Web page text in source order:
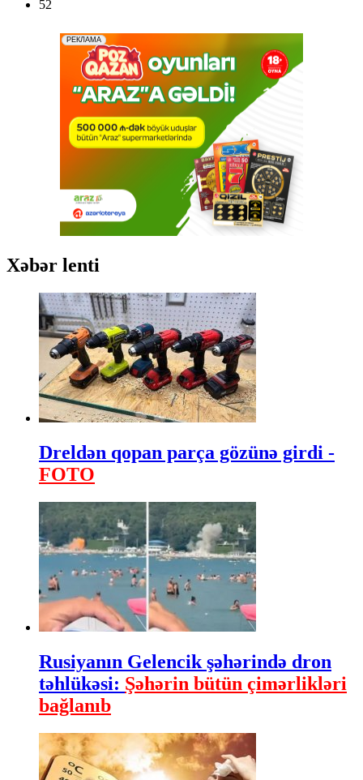
52
Xəbər lenti
Dreldən qopan parça gözünə girdi -
FOTO
Rusiyanın Gelencik şəhərində dron
təhlükəsi: Şəhərin bütün çimərlikləri
bağlanıb